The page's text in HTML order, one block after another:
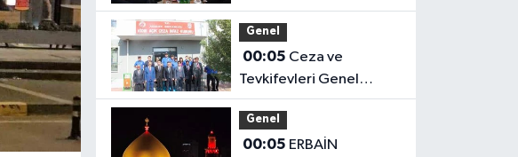
Alagöz, MHP İl
Başkanlığını Ziyaret Etti
Genel
00:05
Tevkifevleri Genel
Müdürü Çelebi
Yılmaz’dan Iğdır’daki
Kurumlara Ziyaret ve
Genel
00:05